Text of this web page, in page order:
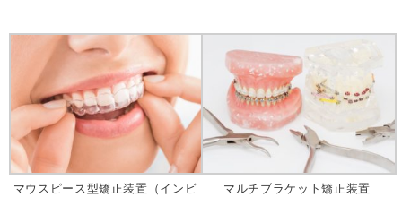
マウスピース型矯正装置（インビ
マルチブラケット矯正装置